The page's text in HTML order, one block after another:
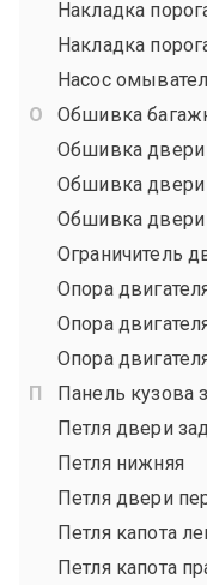
Накладка
Накладка
Насос
Обшивка
Обшивка двери
Обшивка двери
Обшивка двери
Ограничитель
Опора
Опора
Опора
Панель кузова
Петля двери
Петля нижняя
Петля двери
Петля капота
Петля капота